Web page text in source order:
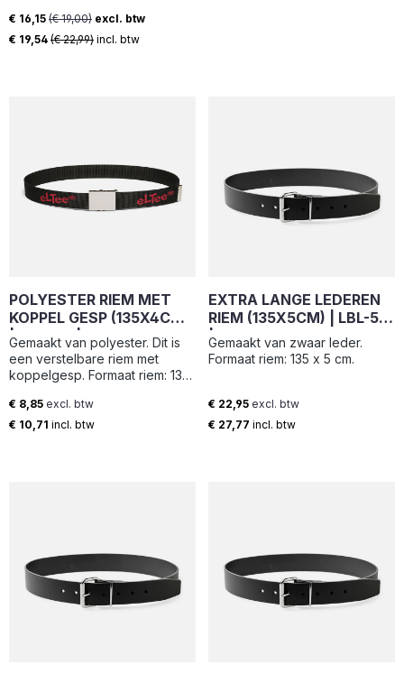
Verkoopprijs:
€ 16,15 (€ 19,00) excl. btw
€ 19,54 (€ 22,99) incl. btw
POLYESTER RIEM MET
KOPPEL GESP (135X4CM)
| PPB-40 | ELTEE
Gemaakt van polyester. Dit is
een verstelbare riem met
koppelgesp. Formaat riem: 135
Normale prijs:
€ 8,85 excl. btw
€ 10,71 incl. btw
EXTRA LANGE LEDEREN
RIEM (135X5CM) | LBL-50
| ELTEE
Gemaakt van zwaar leder.
Formaat riem: 135 x 5 cm.
Normale prijs:
€ 22,95 excl. btw
€ 27,77 incl. btw